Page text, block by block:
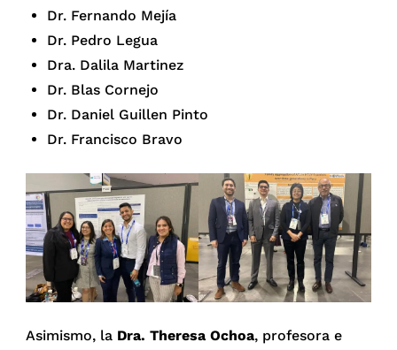
Dr. Fernando Mejía
Dr. Pedro Legua
Dra. Dalila Martinez
Dr. Blas Cornejo
Dr. Daniel Guillen Pinto
Dr. Francisco Bravo
Asimismo, la Dra. Theresa Ochoa, profesora e